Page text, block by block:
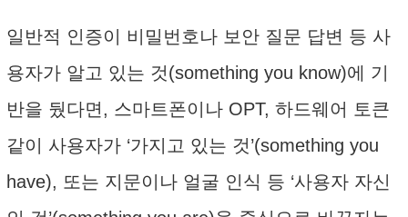
일반적 인증이 비밀번호나 보안 질문 답변 등 사
용자가 알고 있는 것(something you know)에 기
반을 뒀다면, 스마트폰이나 OPT, 하드웨어 토큰
같이 사용자가 ‘가지고 있는 것’(something you
have), 또는 지문이나 얼굴 인식 등 ‘사용자 자신